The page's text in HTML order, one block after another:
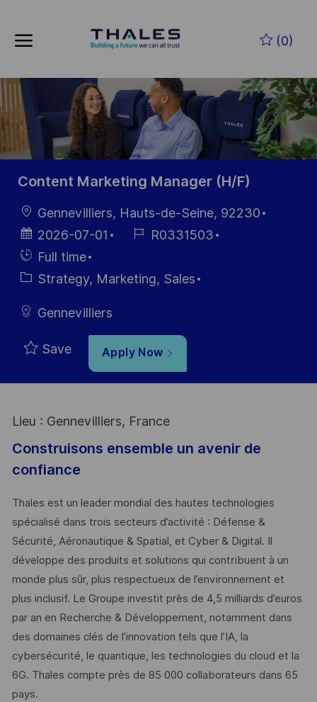
(0)
-
Content Marketing Manager (H/F)
LocationGennevilliers, Hauts-de-Seine, 92230
Posted
Date
2026-07-01
Job R0331503
Hiring
Type
Full time
Category
Strategy, Marketing, Sales
Gennevilliers
Save Apply Now
Lieu : Gennevilliers, France
Construisons ensemble un avenir de
confiance
Thales est un leader mondial des hautes technologies
spécialisé dans trois secteurs d’activité : Défense &
Sécurité, Aéronautique & Spatial, et Cyber & Digital. Il
développe des produits et solutions qui contribuent à un
monde plus sûr, plus respectueux de l’environnement et
plus inclusif. Le Groupe investit près de 4,5 milliards d’euros
par an en Recherche & Développement, notamment dans
des domaines clés de l’innovation tels que l’IA, la
cybersécurité, le quantique, les technologies du cloud et la
6G. Thales compte près de 85 000 collaborateurs dans 65
pays. ​